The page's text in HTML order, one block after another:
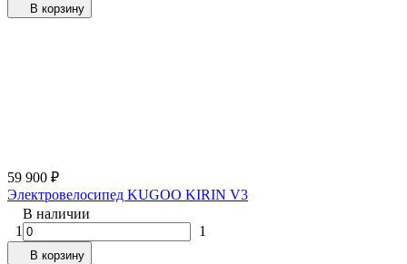
В корзину
59 900 ₽
Электровелосипед KUGOO KIRIN V3
В наличии
1
1
В корзину